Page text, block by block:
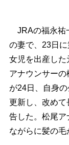
JRAの福永祐
の妻で、23日
女児を出産した
アナウンサーの
が24日、自身
更新し、改めて
告した。松尾ア
ながらに髪の毛